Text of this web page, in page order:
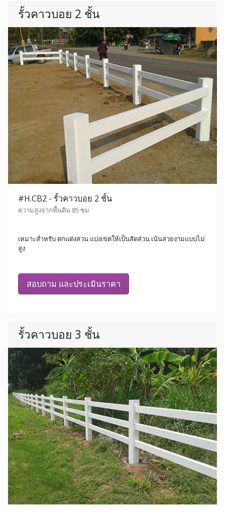
รั้วคาวบอย 2 ชั้น
#H.CB2 - รั้วคาวบอย 2 ชั้น
ความสูงจากพื้นดิน 85 ซม
เหมาะสำหรับ ตกแต่งสวน แบ่งเขตให้เป็นสัดส่วน เน้นสวยงามแบบไม่
สูง
สอบถาม และประเมินราคา
รั้วคาวบอย 3 ชั้น